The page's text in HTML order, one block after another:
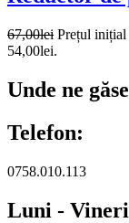
67,00lei Prețul inițial
54,00lei.
Unde ne
Telefon:
0758.010.113
Luni - Vineri